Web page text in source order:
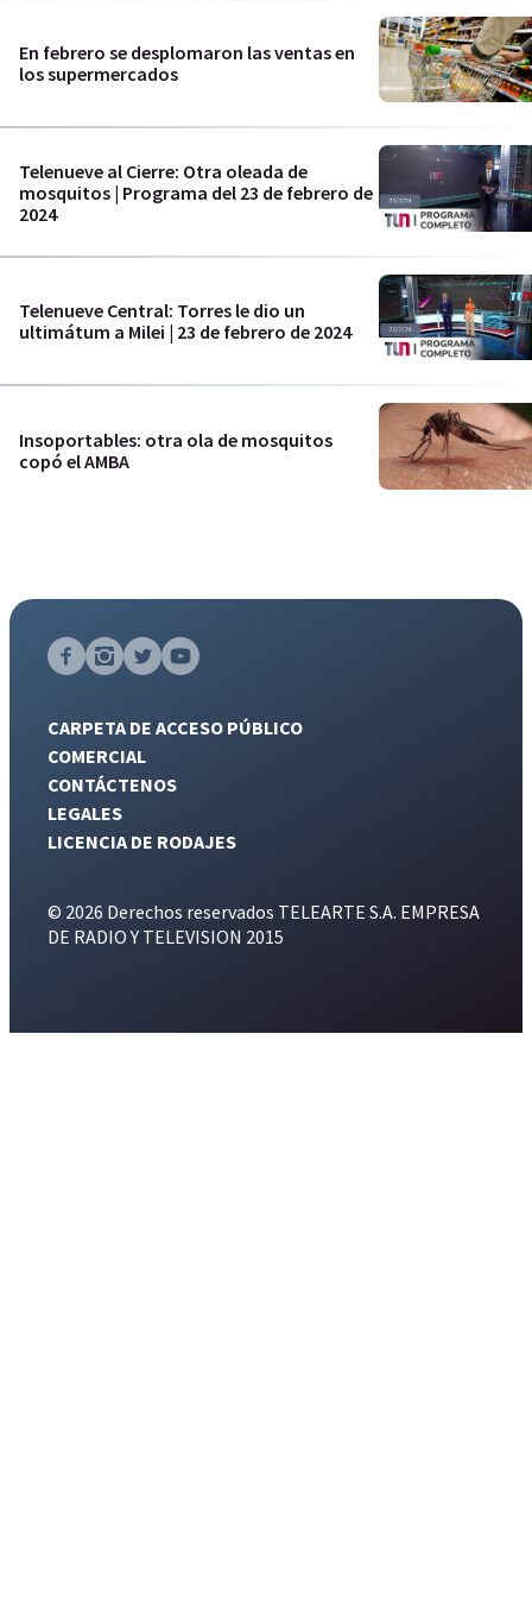
En febrero se desplomaron las ventas en
los supermercados
Telenueve al Cierre: Otra oleada de
mosquitos | Programa del 23 de febrero de
2024
Telenueve Central: Torres le dio un
ultimátum a Milei | 23 de febrero de 2024
Insoportables: otra ola de mosquitos
copó el AMBA
CARPETA DE ACCESO PÚBLICO
COMERCIAL
CONTÁCTENOS
LEGALES
LICENCIA DE RODAJES
© 2026 Derechos reservados TELEARTE S.A. EMPRESA
DE RADIO Y TELEVISION 2015